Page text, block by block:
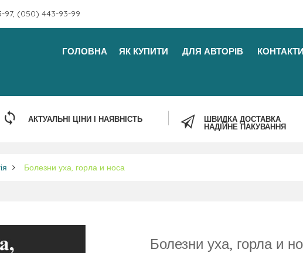
97, (050) 443-93-99
ГОЛОВНА ЯК КУПИТИ ДЛЯ АВТОРІВ КОНТАКТИ
АКТУАЛЬНІ ЦІНИ І НАЯВНІСТЬ
ШВИДКА ДОСТАВКА
НАДІЙНЕ ПАКУВАННЯ
Болезни уха, горла и носа
Болезни уха, горла и